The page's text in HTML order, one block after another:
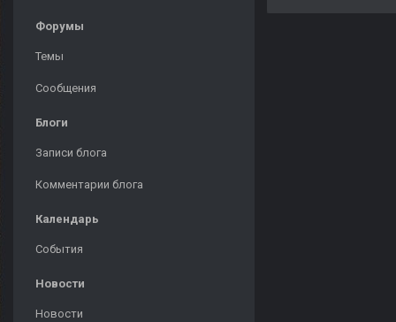
Форумы
Темы
Сообщения
Блоги
Записи блога
Комментарии блога
Календарь
События
Новости
Новости